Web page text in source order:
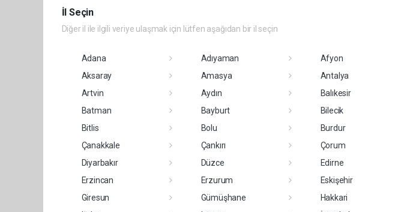
İl Seçin
Diğer il ile ilgili veriye ulaşmak için lütfen aşağıdan bir il seçin
Adana Adıyaman Afyon
Aksaray
Amasya Antalya
Artvin
Aydın Balıkesir
Batman
Bayburt Bilecik
Bitlis
Bolu Burdur
Çanakkale
Çankırı Çorum
Diyarbakır
Düzce Edirne
Erzincan
Erzurum Eskişehir
Giresun
Gümüşhane Hakkari